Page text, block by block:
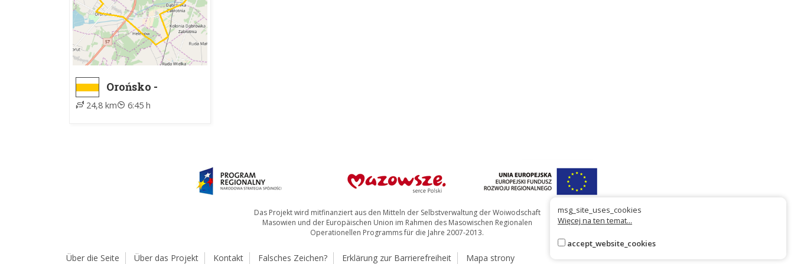
Orońsko -
24,8 km 6:45 h
Das Projekt wird mitfinanziert aus den Mitteln der Selbstverwaltung der Woiwodschaft
Masowien und der Europäischen Union im Rahmen des Masowischen Regionalen
Operationellen Programms für die Jahre 2007-2013.
Über die Seite Über das Projekt Kontakt Falsches Zeichen? Erklärung zur Barrierefreiheit Mapa strony
msg_site_uses_cookies
Więcej na ten temat...
accept_website_cookies